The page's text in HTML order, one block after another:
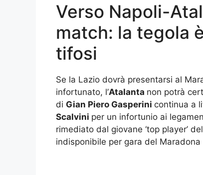
Verso Napoli-
match: la tegola
tifosi
Se la Lazio dovrà presentarsi al
infortunato, l’Atalanta non potrà
di Gian Piero Gasperini continua a
Scalvini per un infortunio ai
rimediato dal giovane ‘top player’
indisponibile per gara del Maradona